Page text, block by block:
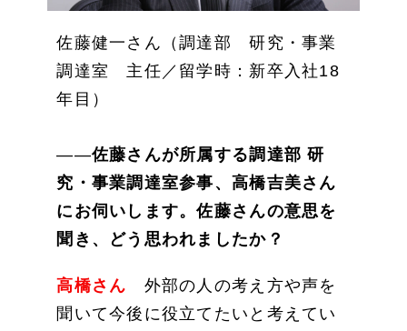
佐藤健一さん（調達部 研究・事業
調達室 主任／留学時：新卒入社18
年目）
――佐藤さんが所属する調達部 研
究・事業調達室参事、高橋吉美さん
にお伺いします。佐藤さんの意思を
聞き、どう思われましたか？
高橋さん 外部の人の考え方や声を
聞いて今後に役立てたいと考えてい